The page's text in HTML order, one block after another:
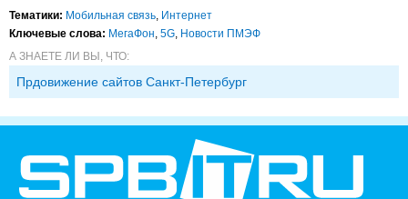
Тематики: Мобильная связь, Интернет
Ключевые слова: МегаФон, 5G, Новости ПМЭФ
А ЗНАЕТЕ ЛИ ВЫ, ЧТО:
Прдовижение сайтов Санкт-Петербург